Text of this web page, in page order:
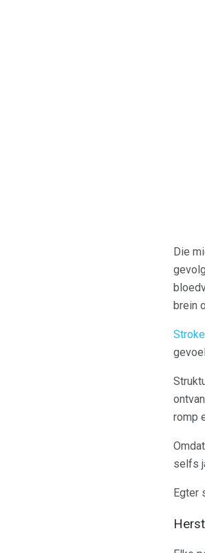
Die
brein
Stroke
romp
selfs
Egter